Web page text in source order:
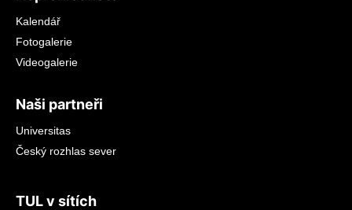
Kalendář
Fotogalerie
Videogalerie
Naši partneři
Universitas
Český rozhlas sever
TUL v sítích